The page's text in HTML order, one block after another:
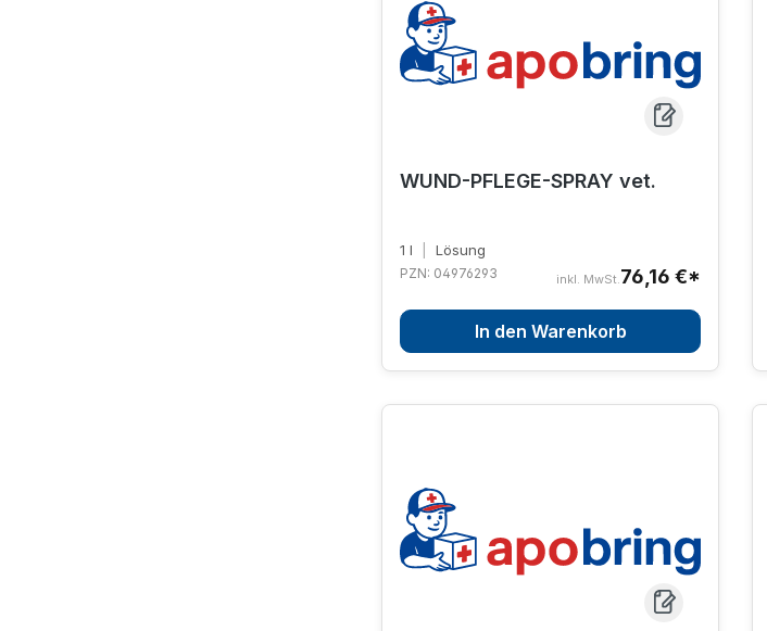
WUND-PFLEGE-SPRAY vet.
1 l Lösung
PZN: 04976293 inkl. MwSt.76,16 €*
In den Warenkorb